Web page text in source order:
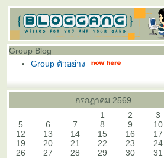
Group Blog
Group ตัวอย่าง
กรกฏาคม 2569
1
2 3
5
6 7 8 9 10
12
13 14 15 16 17
19
20 21 22 23 24
26
27 28 29 30 31